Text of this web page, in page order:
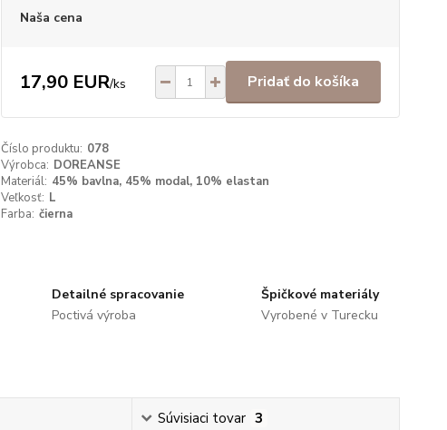
Naša cena
17,90 EUR/ks Pridať do košíka
Číslo produktu: 078
Výrobca: DOREANSE
Materiál: 45% bavlna, 45% modal, 10% elastan
Veľkosť: L
Farba: čierna
Detailné spracovanie
Poctivá výroba
Špičkové materiály
Vyrobené v Turecku
Súvisiaci tovar 3